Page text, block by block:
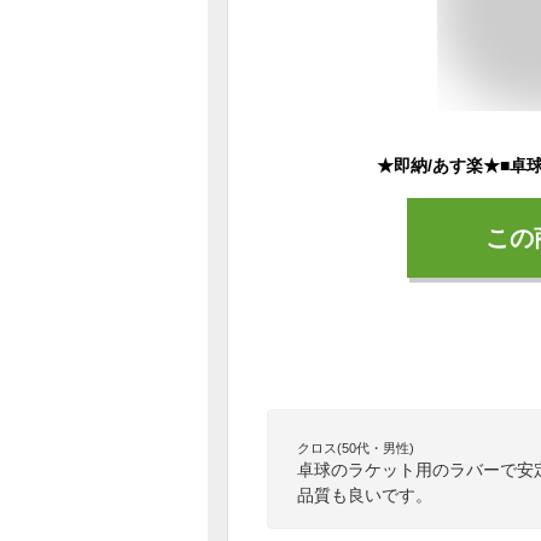
こ
クロス(50代・男性)
卓球のラケット用のラバーで
品質も良いです。